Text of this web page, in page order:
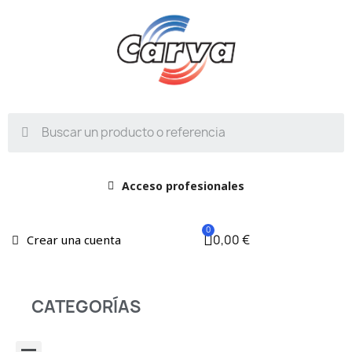
Acceso profesionales
Crear una cuenta 0,00 €
CATEGORÍAS